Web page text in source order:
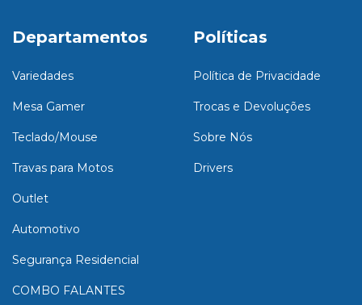
Departamentos
Variedades
Mesa Gamer
Teclado/Mouse
Travas para Motos
Outlet
Automotivo
Segurança Residencial
COMBO FALANTES
Políticas
Política de Privacidade
Trocas e Devoluções
Sobre Nós
Drivers